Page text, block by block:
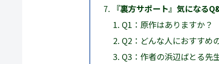
『裏方サポート』気になる
Q1：原作はありますか？
Q2：どんな人におすすめ
Q3：作者の浜辺ばとる先